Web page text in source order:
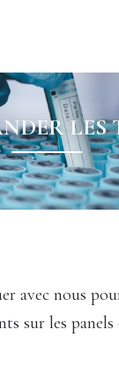
LES
avec nous
sur les panels